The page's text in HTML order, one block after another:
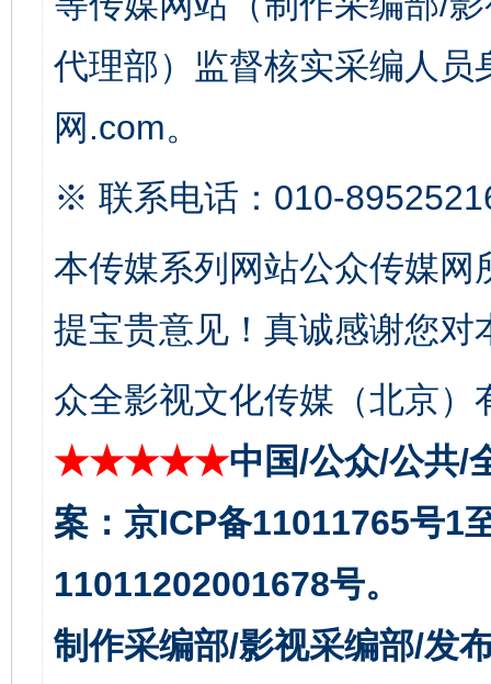
代理部）监督核实采编人员
网.com。
※ 联系电话：010-
本传媒系列网站公众传媒
提宝贵意见！真诚感谢您
众全影视文化传媒（北京）
★★★★★中国/公众/公共/
案：京ICP备11011765号1
11011202001678号。
制作采编部/影视采编部/发
东山县通报“牛蛙产品抗生素超标问题”
千年窑火 生生不息 一